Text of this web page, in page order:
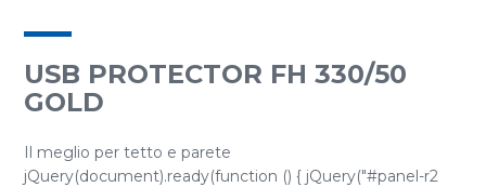
USB PROTECTOR FH 330/50
GOLD
Il meglio per tetto e parete
jQuery(document).ready(function () { jQuery("#panel-r2